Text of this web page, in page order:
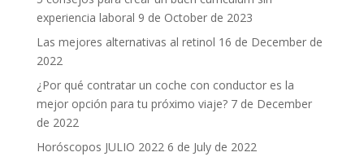
experiencia laboral 9 de October de 2023
Las mejores alternativas al retinol 16 de December de
2022
¿Por qué contratar un coche con conductor es la
mejor opción para tu próximo viaje? 7 de December
de 2022
Horóscopos JULIO 2022 6 de July de 2022